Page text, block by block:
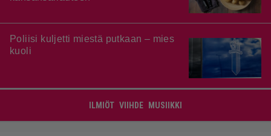
Poliisi kuljetti miestä putkaan – mies
kuoli
ILMIÖT VIIHDE MUSIIKKI